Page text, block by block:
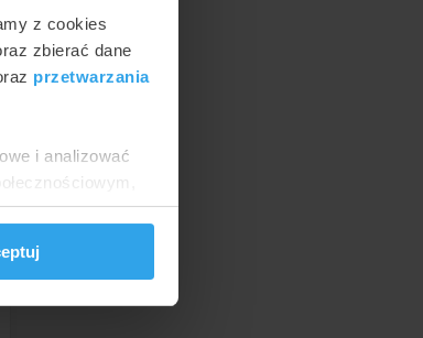
z cookies
zbierać dane
przetwarzania
i analizować
lub